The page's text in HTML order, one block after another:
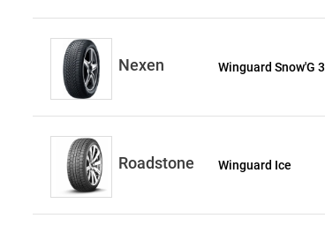
Nexen Winguard Snow'G 3
Roadstone Winguard Ice